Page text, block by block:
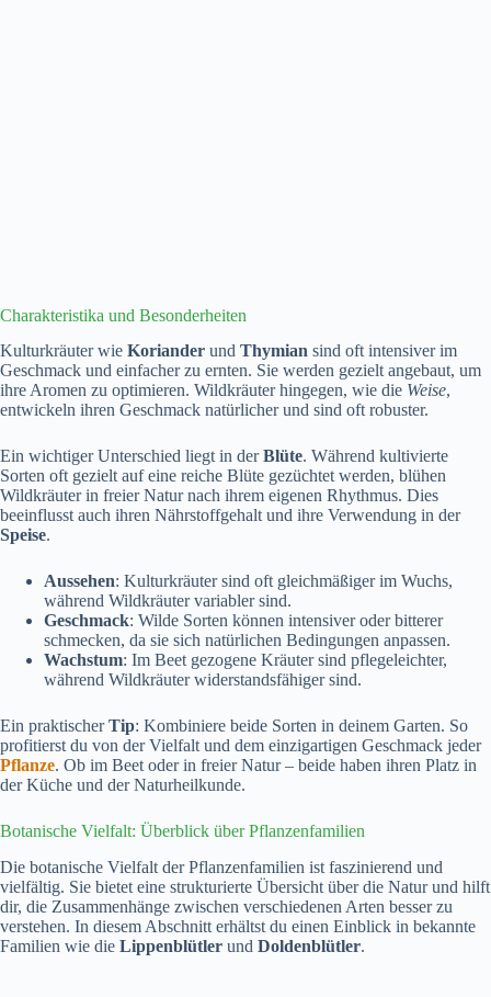
Charakteristika und Besonderheiten
Kulturkräuter wie Koriander und Thymian sind oft intensiver im
Geschmack und einfacher zu ernten. Sie werden gezielt angebaut, um
ihre Aromen zu optimieren. Wildkräuter hingegen, wie die Weise,
entwickeln ihren Geschmack natürlicher und sind oft robuster.
Ein wichtiger Unterschied liegt in derBlüte. Während kultivierte
Sorten oft gezielt auf eine reiche Blüte gezüchtet werden, blühen
Wildkräuter in freier Natur nach ihrem eigenen Rhythmus. Dies
beeinflusst auch ihren Nährstoffgehalt und ihre Verwendung in der
Speise.
Aussehen: Kulturkräuter sind oft gleichmäßiger im Wuchs,
während Wildkräuter variabler sind.
Geschmack: Wilde Sorten können intensiver oder bitterer
schmecken, da sie sich natürlichen Bedingungen anpassen.
Wachstum: Im Beet gezogene Kräuter sind pflegeleichter,
während Wildkräuter widerstandsfähiger sind.
Ein praktischerTip: Kombiniere beide Sorten in deinem Garten. So
profitierst du von der Vielfalt und dem einzigartigen Geschmack jeder
Pflanze. Ob im Beet oder in freier Natur – beide haben ihren Platz in
der Küche und der Naturheilkunde.
Botanische Vielfalt: Überblick über Pflanzenfamilien
Die botanische Vielfalt der Pflanzenfamilien ist faszinierend und
vielfältig. Sie bietet eine strukturierte Übersicht über die Natur und hilft
dir, die Zusammenhänge zwischen verschiedenen Arten besser zu
verstehen. In diesem Abschnitt erhältst du einen Einblick in bekannte
Familien wie die Lippenblütler und Doldenblütler.